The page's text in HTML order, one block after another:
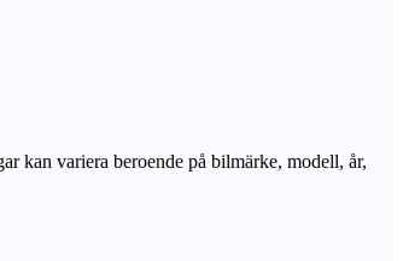
kan variera beroende på bilmärke, modell, år,